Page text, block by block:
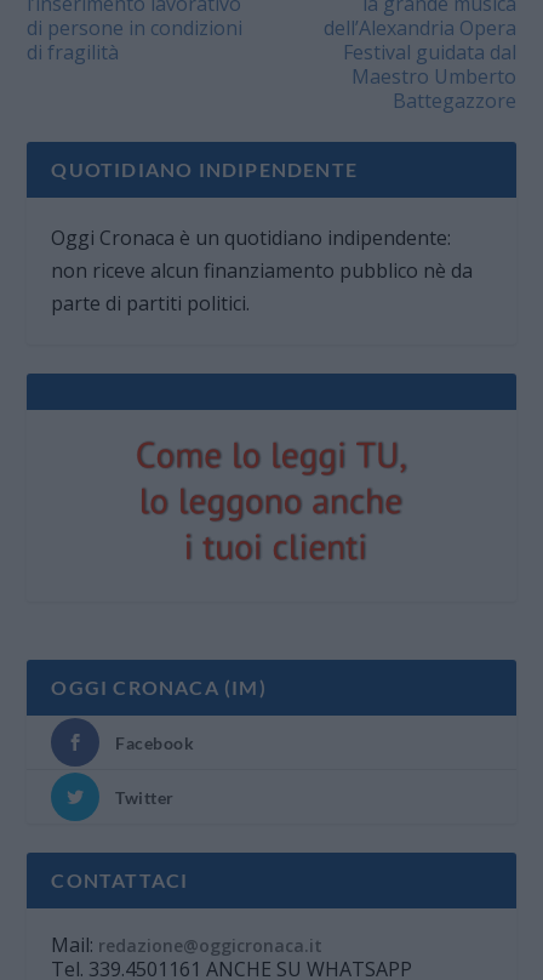
di persone in condizioni
di fragilità
dell’Alexandria Opera
Festival guidata dal
Maestro Umberto
Battegazzore
QUOTIDIANO INDIPENDENTE
Oggi Cronaca è un quotidiano indipendente:
non riceve alcun finanziamento pubblico nè da
parte di partiti politici.
OGGI CRONACA (IM)
Facebook
Twitter
CONTATTACI
Mail: redazione@oggicronaca.it
Tel. 339.4501161 ANCHE SU WHATSAPP